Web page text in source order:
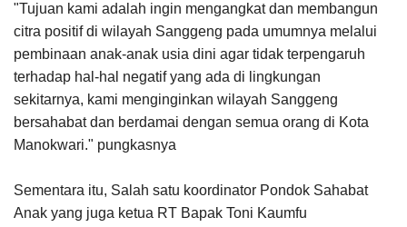
"Tujuan kami adalah ingin mengangkat dan membangun
citra positif di wilayah Sanggeng pada umumnya melalui
pembinaan anak-anak usia dini agar tidak terpengaruh
terhadap hal-hal negatif yang ada di lingkungan
sekitarnya, kami menginginkan wilayah Sanggeng
bersahabat dan berdamai dengan semua orang di Kota
Manokwari." pungkasnya
Sementara itu, Salah satu koordinator Pondok Sahabat
Anak yang juga ketua RT Bapak Toni Kaumfu